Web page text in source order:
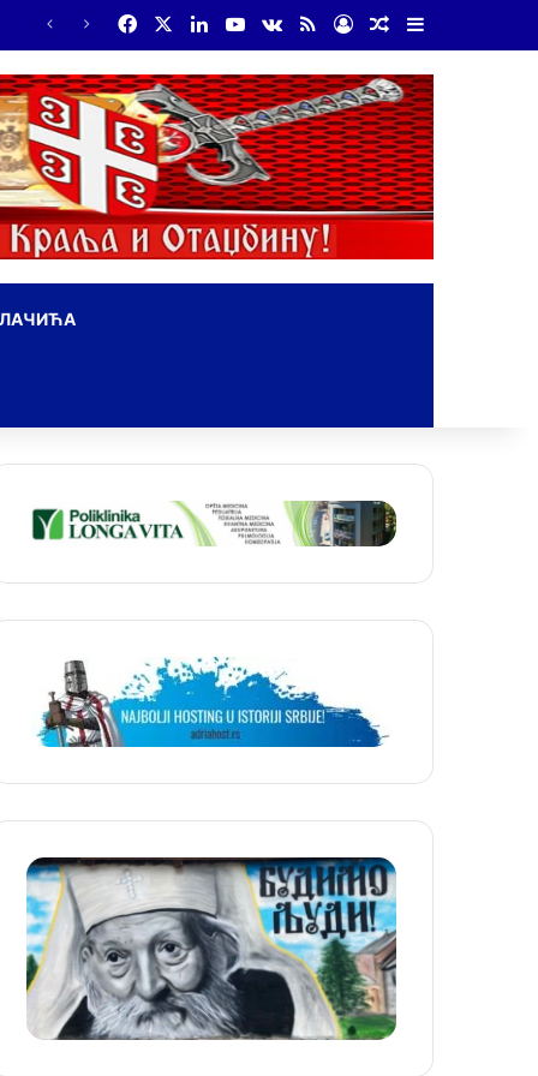
FacebookLinkedInYouTube
vk.com
RSS Log InRandom Article